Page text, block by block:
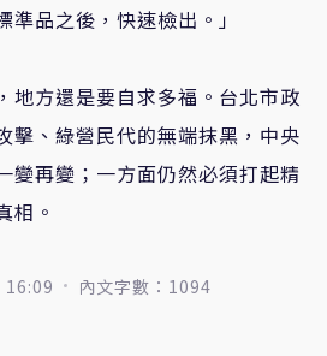
品之後，快速檢出。」
地方還是要自求多福。台北市政
擊、綠營民代的無端抹黑，中央
變再變；一方面仍然必須打起精
相。
內文字數：1094